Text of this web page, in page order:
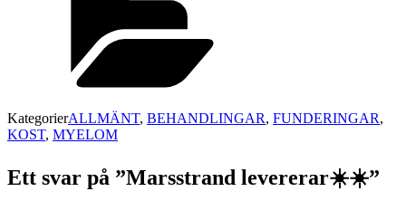
KategorierALLMÄNT, BEHANDLINGAR, FUNDERINGAR,
KOST, MYELOM
Ett svar på ”Marsstrand levererar☀️☀️”